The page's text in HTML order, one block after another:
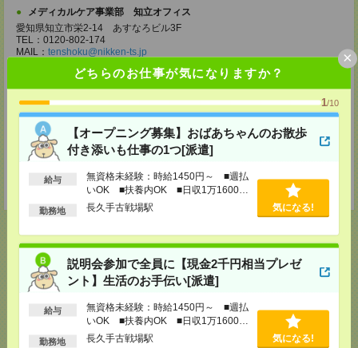
どちらのお仕事が気になりますか？
1/10
【オープニング募集】おばあちゃんのお散歩
付き添いも仕事の1つ[派遣]
給与
無資格未経験：時給1450円～ ■週払
いOK ■扶養内OK ■日収1万1600円
以上
勤務地 長久手古戦場駅 気になる!
説明会参加で全員に【現金2千円相当プレゼ
ント】生活のお手伝い[派遣]
給与
無資格未経験：時給1450円～ ■週払
いOK ■扶養内OK ■日収1万1600円
以上
勤務地 長久手古戦場駅 気になる!
×
メディカルケア事業部 知立オフィス
愛知県知立市栄2-14 あすなろビル3F
TEL：0120-802-174
MAIL： tenshoku@nikken-ts.jp
メディカルケア事業部 名古屋オフィス
愛知県名古屋市西区牛島町2-5 TOMITA.BLD 4階
TEL：0120-455-091
MAIL： tenshoku@nikken-ts.jp
担当：採用担当
登録交通費
★今ならご来社登録でQUOカード2000円分をプレゼント中★
応募ページへ
気になる！ 電話応募